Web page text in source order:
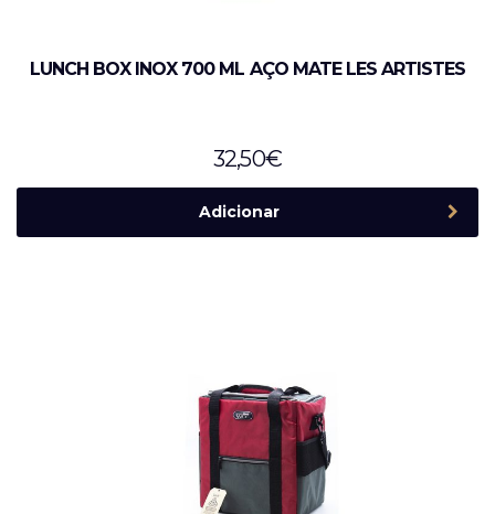
LUNCH BOX INOX 700 ML AÇO MATE LES ARTISTES
32,50€
Adicionar